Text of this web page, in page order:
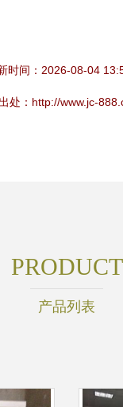
时间：2026-08-04
处：http://www.jc-
PRODUCT
产品列表